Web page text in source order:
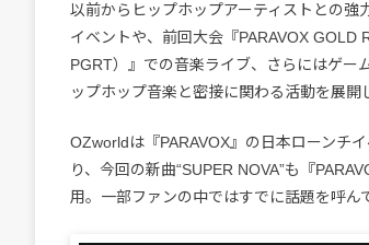
以前からヒップホップアーティストとの強
イベントや、前回大会『PARAVOX GOLD
PGRT）』での音楽ライブ、さらにはゲー
ップホップ音楽と密接に関わる活動を展開
OZworldは『PARAVOX』の日本ローンチ
り、今回の新曲“SUPER NOVA”も『
用。一部ファンの中ではすでに話題を呼ん